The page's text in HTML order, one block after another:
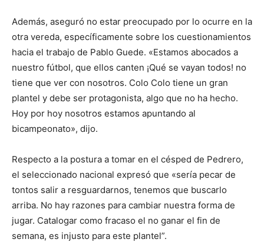
Además, aseguró no estar preocupado por lo ocurre en la
otra vereda, específicamente sobre los cuestionamientos
hacia el trabajo de Pablo Guede. «Estamos abocados a
nuestro fútbol, que ellos canten ¡Qué se vayan todos! no
tiene que ver con nosotros. Colo Colo tiene un gran
plantel y debe ser protagonista, algo que no ha hecho.
Hoy por hoy nosotros estamos apuntando al
bicampeonato», dijo.
Respecto a la postura a tomar en el césped de Pedrero,
el seleccionado nacional expresó que «sería pecar de
tontos salir a resguardarnos, tenemos que buscarlo
arriba. No hay razones para cambiar nuestra forma de
jugar. Catalogar como fracaso el no ganar el fin de
semana, es injusto para este plantel”.